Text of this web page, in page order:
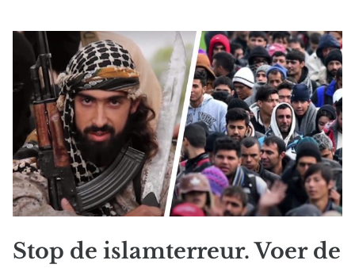
Stop de islamterreur. Voer de